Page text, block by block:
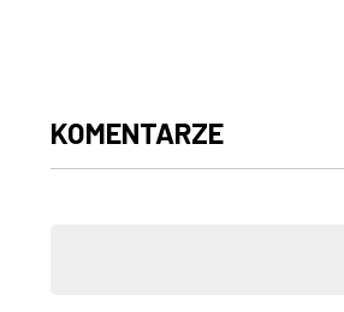
KOMENTARZE